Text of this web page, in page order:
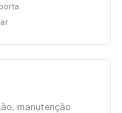
manutenção